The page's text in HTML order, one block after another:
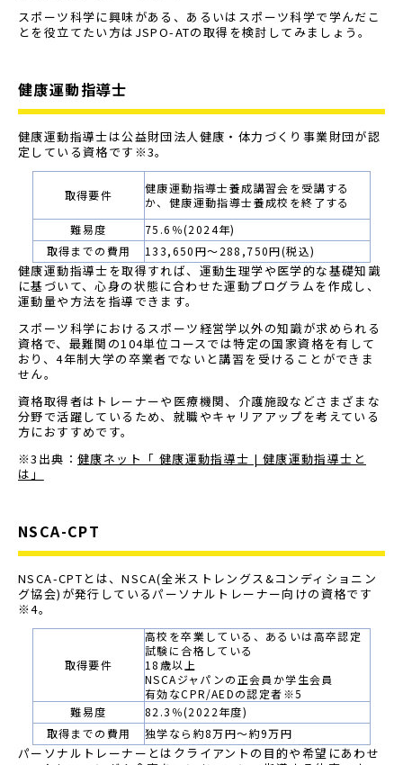
スポーツ科学に興味がある、あるいはスポーツ科学で学んだこ
とを役立てたい方はJSPO-ATの取得を検討してみましょう。
健康運動指導士
健康運動指導士は公益財団法人健康・体力づくり事業財団が認
定している資格です※3。
取得要件
健康運動指導士養成講習会を受講する
か、健康運動指導士養成校を終了する
難易度
75.6％(2024年)
取得までの費用
133,650円～288,750円(税込)
健康運動指導士を取得すれば、運動生理学や医学的な基礎知識
に基づいて、心身の状態に合わせた運動プログラムを作成し、
運動量や方法を指導できます。
スポーツ科学におけるスポーツ経営学以外の知識が求められる
資格で、最難関の104単位コースでは特定の国家資格を有して
おり、4年制大学の卒業者でないと講習を受けることができま
せん。
資格取得者はトレーナーや医療機関、介護施設などさまざまな
分野で活躍しているため、就職やキャリアアップを考えている
方におすすめです。
※3出典： 健康ネット「 健康運動指導士 | 健康運動指導士と
は」
NSCA-CPT
NSCA-CPTとは、NSCA(全米ストレングス&コンディショニン
グ協会)が発行しているパーソナルトレーナー向けの資格です
※4。
取得要件
高校を卒業している、あるいは高卒認定
試験に合格している
18歳以上
NSCAジャパンの正会員か学生会員
有効なCPR/AEDの認定者※5
難易度
82.3％(2022年度)
取得までの費用
独学なら約8万円～約9万円
パーソナルトレーナーとはクライアントの目的や希望にあわせ